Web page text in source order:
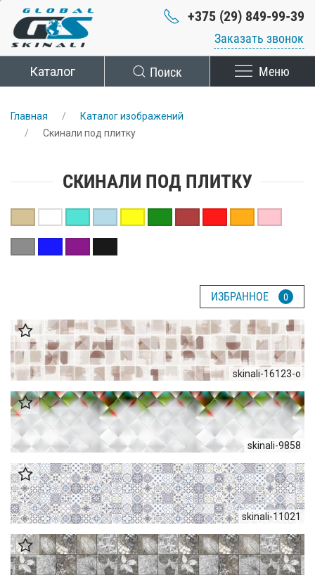
+375 (29) 849-99-39
Заказать звонок
Каталог Поиск Меню
Главная
Каталог изображений
Скинали под плитку
СКИНАЛИ ПОД ПЛИТКУ
ИЗБРАННОЕ 0
skinali-16123-o
skinali-9858
skinali-11021